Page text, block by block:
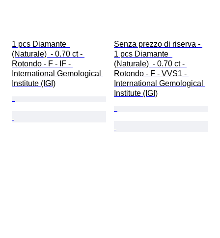
1 pcs Diamante
(Naturale)  - 0.70 ct -
Rotondo - F - IF -
International Gemological
Institute (IGI)
Senza prezzo di riserva -
1 pcs Diamante
(Naturale)  - 0.70 ct -
Rotondo - F - VVS1 -
International Gemological
Institute (IGI)